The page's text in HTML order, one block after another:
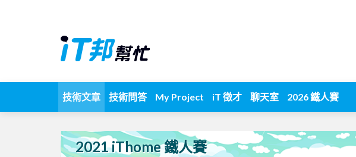
技術文章 技術問答 My Project iT 徵才 聊天室 2026 鐵人賽
2021 iThome 鐵人賽